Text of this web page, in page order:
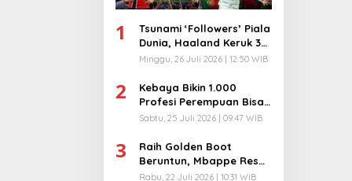
1
Tsunami ‘Followers’ Piala
Dunia, Haaland Keruk 32
Juta, Kiper 40 Tahun
Minggu, 26 Juli 2026 | 12:50 WIB
2
Kebaya Bikin 1.000
Profesi Perempuan Bisa
Menyatu di Arena
Sabtu, 25 Juli 2026 | 09:47 WIB
3
Raih Golden Boot
Beruntun, Mbappe Resmi
Kunci Takhta Top Skor
Rabu, 22 Juli 2026 | 10:31 WIB